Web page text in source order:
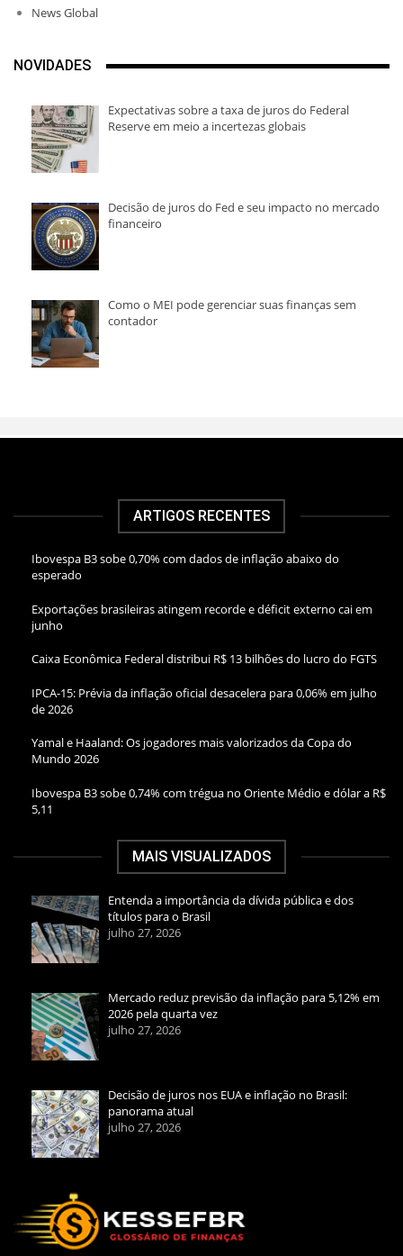
News Global
NOVIDADES
Expectativas sobre a taxa de juros do Federal
Reserve em meio a incertezas globais
Decisão de juros do Fed e seu impacto no mercado
financeiro
Como o MEI pode gerenciar suas finanças sem
contador
ARTIGOS RECENTES
Ibovespa B3 sobe 0,70% com dados de inflação abaixo do
esperado
Exportações brasileiras atingem recorde e déficit externo cai em
junho
Caixa Econômica Federal distribui R$ 13 bilhões do lucro do FGTS
IPCA-15: Prévia da inflação oficial desacelera para 0,06% em julho
de 2026
Yamal e Haaland: Os jogadores mais valorizados da Copa do
Mundo 2026
Ibovespa B3 sobe 0,74% com trégua no Oriente Médio e dólar a R$
5,11
MAIS VISUALIZADOS
Entenda a importância da dívida pública e dos
títulos para o Brasil
julho 27, 2026
Mercado reduz previsão da inflação para 5,12% em
2026 pela quarta vez
julho 27, 2026
Decisão de juros nos EUA e inflação no Brasil:
panorama atual
julho 27, 2026